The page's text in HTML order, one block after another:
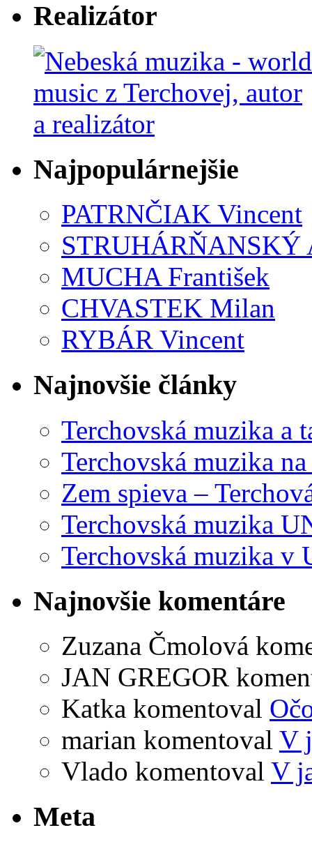
Realizátor
Najpopulárnejšie
PATRNČIAK Vincent
STRUHÁRŇANSKÝ
MUCHA František
CHVASTEK Milan
RYBÁR Vincent
Najnovšie články
Terchovská muzika a
Terchovská muzika
Zem spieva –
Terchovská muzika
Terchovská muzika v
Najnovšie komentáre
Zuzana Čmolová
JAN GREGOR
Katka komentoval
marian komentoval V
Vlado komentoval V
Meta